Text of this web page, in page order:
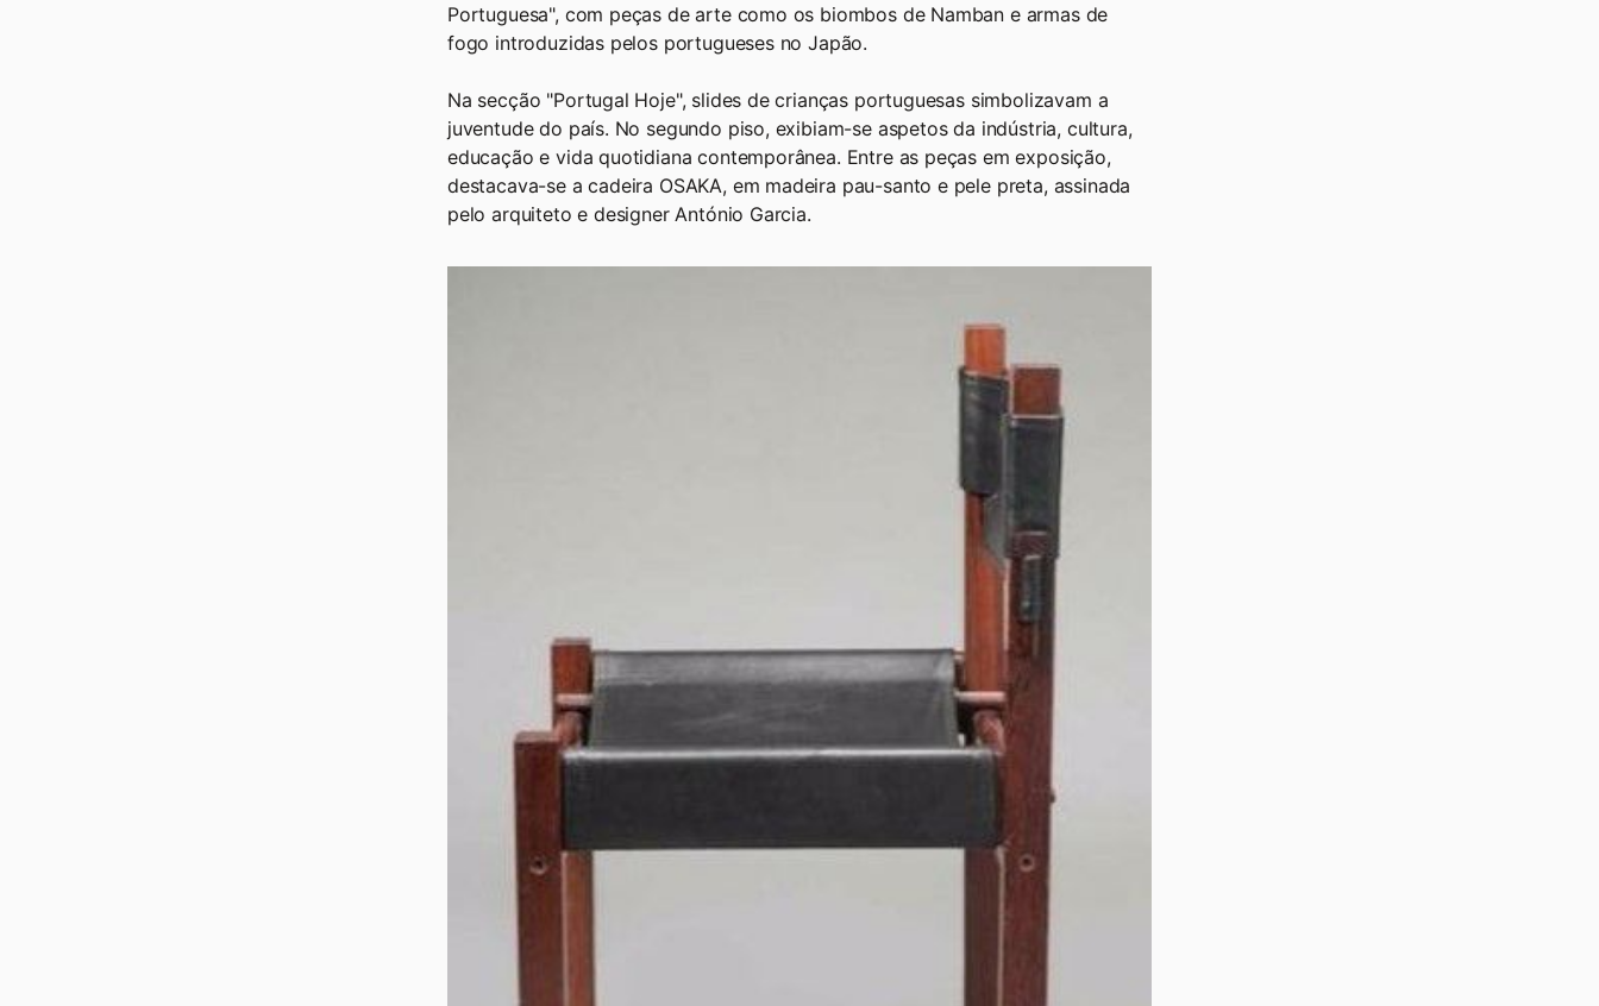
Portuguesa", com peças de arte como os biombos de Namban e armas de
fogo introduzidas pelos portugueses no Japão.
Na secção "Portugal Hoje", slides de crianças portuguesas simbolizavam a
juventude do país. No segundo piso, exibiam-se aspetos da indústria, cultura,
educação e vida quotidiana contemporânea. Entre as peças em exposição,
destacava-se a cadeira OSAKA, em madeira pau-santo e pele preta, assinada
pelo arquiteto e designer António Garcia.